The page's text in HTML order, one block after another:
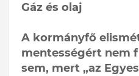
Gáz és olaj
A kormányfő
mentességért nem
sem, mert „az